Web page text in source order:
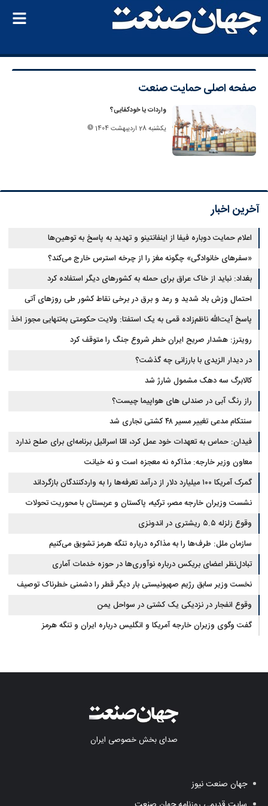
صفحه اصلیحمایت صنعت
واردات یا خودکفایی؟
یکشنبه 28 اردیبهشت 1404
آخرین اخبار
اعلام حمایت دوباره فیفا از اینفانتینو و تهدید به پاسخ به توهین‌ها
«سفرهای خانوادگی» چگونه مغز را از چرخه استرس خارج می‌کند؟
بغداد: نباید از خاک عراق برای حمله به کشورهای دیگر استفاده کرد
احتمال وزش باد شدید و رعد و برق در برخی نقاط کشور طی روزهای آتی
پاسخ آیت‌الله ناظم‌زاده قمی به یک استفتا: ولایت حکومتی به‌تنهایی مجوز اخذ
وجوهات شرعیه نیست
رویترز: هشدار صریح ایران خطر شروع جنگ را متوقف کرد
در دیدار الزیدی با بارزانی چه گذشت؟
کالابرگ سه دهک مشمول شارژ شد
راز رنگ آبی در صندلی های هواپیما چیست؟
سنتکام مدعی تغییر مسیر ۴۸ کشتی تجاری شد
فیدان: حماس به تعهدات خود عمل کرد، امّا اسرائیل برنامه‌ای برای صلح ندارد
معاون وزیر خارجه: مذاکره نه معجزه است و نه خیانت
گمرک آمریکا ۱۰۰ میلیارد دلار از درآمد تعرفه‌ها را به واردکنندگان بازگرداند
نشست وزیران خارجه مصر، ترکیه، پاکستان و عربستان با محوریت تحولات
منطقه
وقوع زلزله ۵.۵ ریشتری در اندونزی
سازمان ملل: طرف‌ها را به مذاکره درباره تنگه هرمز تشویق می‌کنیم
تبادل‌نظر اعضای بریکس درباره نوآوری‌ها در حوزه خدمات آماری
نخست وزیر سابق رژیم صهیونیستی بار دیگر قطر را دشمنی خطرناک توصیف
کردوقوع انفجار در نزدیکی یک کشتی در سواحل یمن
گفت وگوی وزیران خارجه آمریکا و انگلیس درباره ایران و تنگه هرمز
صدای بخش خصوصی ایران
جهان صنعت نیوز